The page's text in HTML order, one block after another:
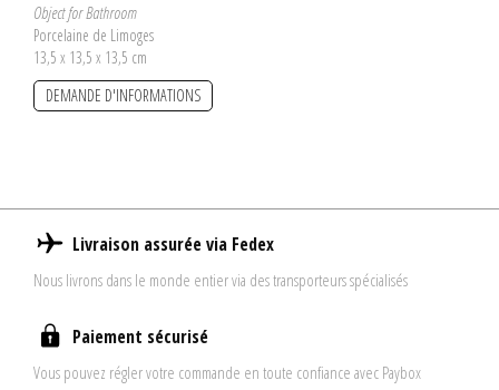
Object for Bathroom
Porcelaine de Limoges
13,5 x 13,5 x 13,5 cm
DEMANDE D'INFORMATIONS
Livraison assurée via Fedex
Nous livrons dans le monde entier via des transporteurs spécialisés
Paiement sécurisé
Vous pouvez régler votre commande en toute confiance avec Paybox